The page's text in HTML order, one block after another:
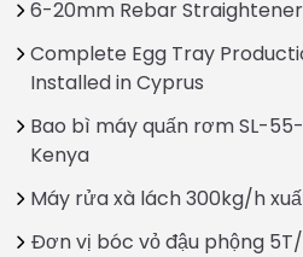
6-20mm Rebar
Complete Egg Tray
Installed in Cyprus
Bao bì máy quấn rơm SL-
Kenya
Máy rửa xà lách 300kg/h
Đơn vị bóc vỏ đậu phộng